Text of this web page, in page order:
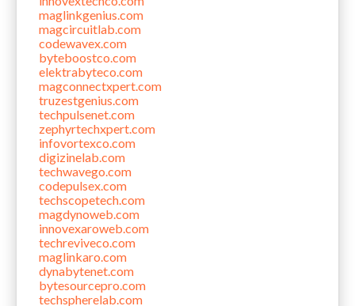
maglinkgenius.com
magcircuitlab.com
codewavex.com
byteboostco.com
elektrabyteco.com
magconnectxpert.com
truzestgenius.com
techpulsenet.com
zephyrtechxpert.com
infovortexco.com
digizinelab.com
techwavego.com
codepulsex.com
techscopetech.com
magdynoweb.com
innovexaroweb.com
techreviveco.com
maglinkaro.com
dynabytenet.com
bytesourcepro.com
techspherelab.com